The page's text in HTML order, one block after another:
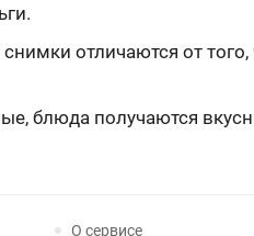
отличаются от того,
блюда получаются
О сервисе